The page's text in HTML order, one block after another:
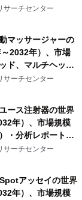
収システム）・分
サーチセンター
マッサージャーの
2032年）、市場
ド、マルチヘッ
を発表
サーチセンター
ース注射器の世界
年）、市場規模
・分析レポートを
サーチセンター
アッセイの世界
年）、市場規模